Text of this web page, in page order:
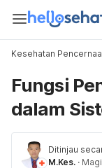
Kesehatan
Fungsi
dalam
Ditinjau
M.Kes. ·